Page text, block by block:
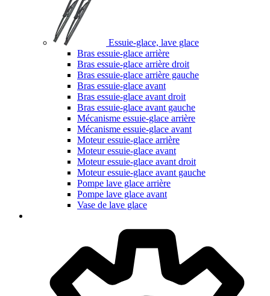
Essuie-glace, lave glace
Bras essuie-glace arrière
Bras essuie-glace arrière droit
Bras essuie-glace arrière gauche
Bras essuie-glace avant
Bras essuie-glace avant droit
Bras essuie-glace avant gauche
Mécanisme essuie-glace arrière
Mécanisme essuie-glace avant
Moteur essuie-glace arrière
Moteur essuie-glace avant
Moteur essuie-glace avant droit
Moteur essuie-glace avant gauche
Pompe lave glace arrière
Pompe lave glace avant
Vase de lave glace